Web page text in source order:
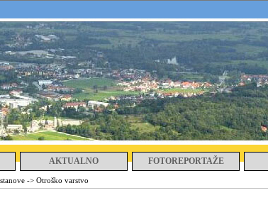
AKTUALNO FOTOREPORTAŽE
-> Otroško varstvo